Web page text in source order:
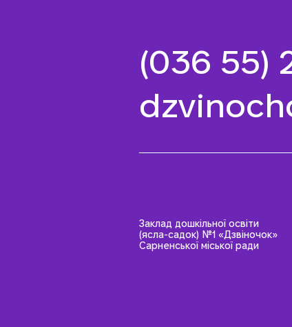
(036 55)
Заклад дошкільної освіти
(ясла-садок) №1 «Дзвіночок»
Сарненської міської ради